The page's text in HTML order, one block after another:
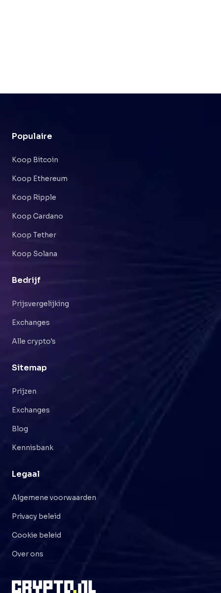
Populaire
Koop Bitcoin
Koop Ethereum
Koop Ripple
Koop Cardano
Koop Tether
Koop Solana
Bedrijf
Prijsvergelijking
Exchanges
Alle crypto's
Sitemap
Prijzen
Exchanges
Blog
Kennisbank
Legaal
Algemene voorwaarden
Privacy beleid
Cookie beleid
Over ons